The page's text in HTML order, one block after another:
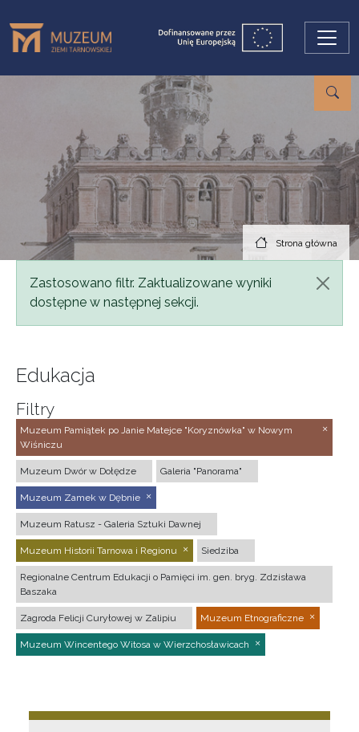
Strona główna
Komunikat
Zastosowano filtr. Zaktualizowane wyniki
dostępne w następnej sekcji.
Edukacja
Filtry
Muzeum Pamiątek po Janie Matejce "Koryznówka" w Nowym
Wiśniczu
Muzeum Dwór w Dołędze Galeria "Panorama"
Muzeum Zamek w Dębnie
Muzeum Ratusz - Galeria Sztuki Dawnej
Muzeum Historii Tarnowa i Regionu Siedziba
Regionalne Centrum Edukacji o Pamięci im. gen. bryg. Zdzisława
Baszaka
Zagroda Felicji Curyłowej w Zalipiu Muzeum Etnograficzne
Muzeum Wincentego Witosa w Wierzchosławicach